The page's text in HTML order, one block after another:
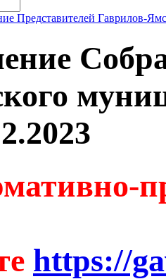
Представителей Гаврилов-
https://